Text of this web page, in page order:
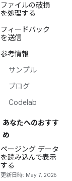
ファイルの破損
を処理する
フィードバック
を送信
参考情報
サンプル
ブログ
Codelab
あなたへのおすす
め
ページング データ
を読み込んで表示
する
更新日時: May 7, 2026